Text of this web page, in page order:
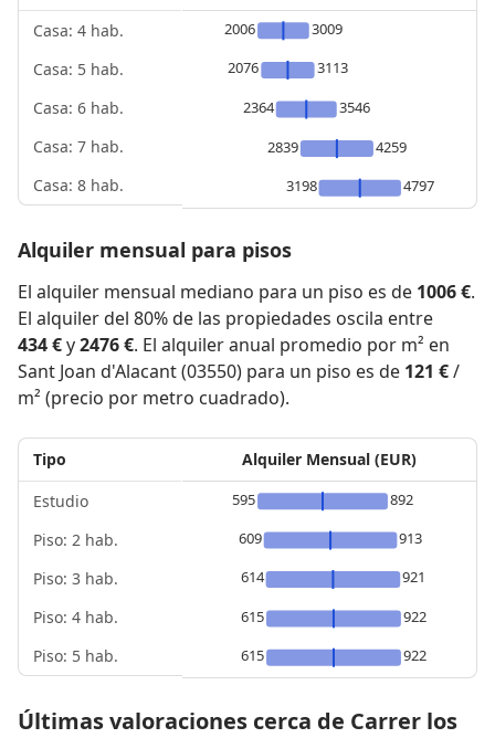
Casa: 4 hab.
Casa: 5 hab.
Casa: 6 hab.
Casa: 7 hab.
Casa: 8 hab.
2006
3009
2076
3113
2364
3546
2839
4259
3198
4797
Alquiler mensual para pisos
El alquiler mensual mediano para un piso es de 1006 €.
El alquiler del 80% de las propiedades oscila entre
434 €y2476 €. El alquiler anual promedio por m² en
Sant Joan d'Alacant (03550) para un piso es de 121 €/
m² (precio por metro cuadrado).
Tipo
Estudio
Piso: 2 hab.
Piso: 3 hab.
Piso: 4 hab.
Piso: 5 hab.
Alquiler Mensual (EUR)
595
892
609
913
614
921
615
922
615
922
Últimas valoraciones cerca de Carrer los